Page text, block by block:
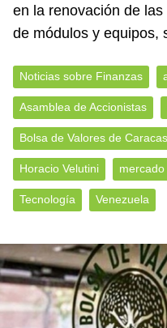
en la renovación de
de módulos y equipos,
Noticias sobre Finanzas
Asamblea de Accionistas
Bolsa de Valores de
Horacio Velutini
Tecnología Venezuela